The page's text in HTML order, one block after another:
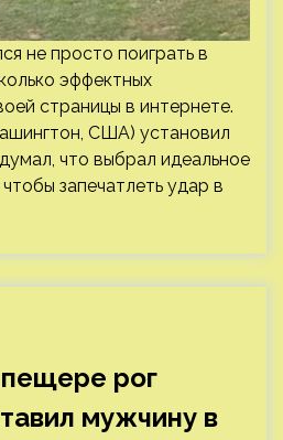
не просто поиграть в
эффектных
страницы в интернете.
США) установил
что выбрал идеальное
запечатлеть удар в
рог
мужчину в